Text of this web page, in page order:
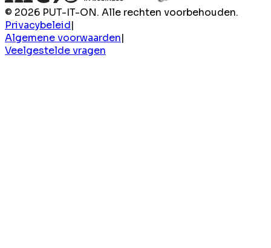
© 2026 PUT-IT-ON. Alle rechten voorbehouden.
Privacybeleid|
Algemene voorwaarden|
Veelgestelde vragen